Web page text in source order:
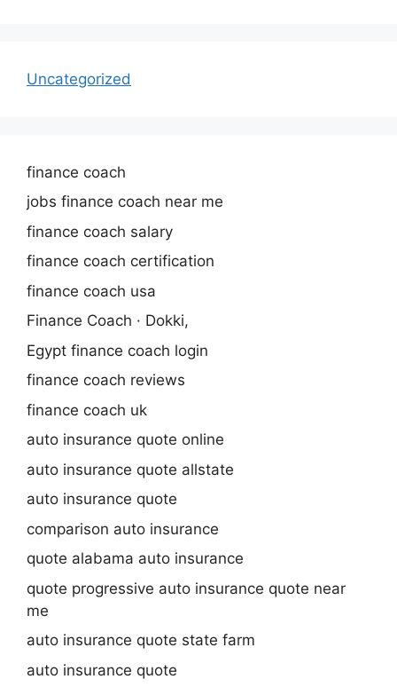
Uncategorized
finance coach
jobs finance coach near me
finance coach salary
finance coach certification
finance coach usa
Finance Coach · Dokki,
Egypt finance coach login
finance coach reviews
finance coach uk
auto insurance quote online
auto insurance quote allstate
auto insurance quote
comparison auto insurance
quote alabama auto insurance
quote progressive auto insurance quote near
me
auto insurance quote state farm
auto insurance quote